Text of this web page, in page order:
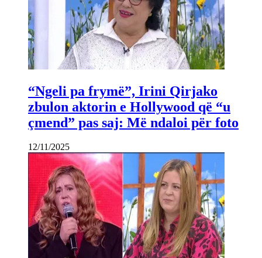
“Ngeli pa frymë”, Irini Qirjako
zbulon aktorin e Hollywood që “u
çmend” pas saj: Më ndaloi për foto
12/11/2025